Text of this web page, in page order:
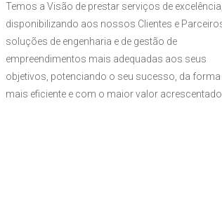
Temos a Visão de prestar serviços de excelência,
disponibilizando aos nossos Clientes e
soluções de engenharia e de gestão de
empreendimentos mais adequadas aos seus
objetivos, potenciando o seu sucesso, da forma
mais eficiente e com o maior valor acrescentado.